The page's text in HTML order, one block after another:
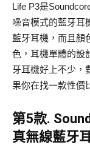
Life P3是
噪音模式的藍牙耳
藍牙耳機，而且顏
色，耳機單體的設
牙耳機好上不少，
果你在找一款性價
第5款.
真無線藍牙